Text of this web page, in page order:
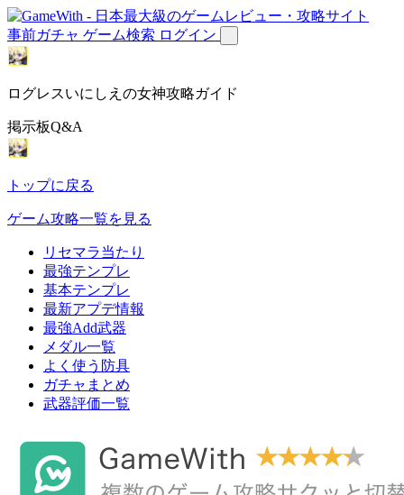
事前ガチャ ゲーム検索 ログイン
ログレスいにしえの女神攻略ガイド
掲示板Q&A
トップに戻る
ゲーム攻略一覧を見る
リセマラ当たり
最強テンプレ
基本テンプレ
最新アプデ情報
最強Add武器
メダル一覧
よく使う防具
ガチャまとめ
武器評価一覧